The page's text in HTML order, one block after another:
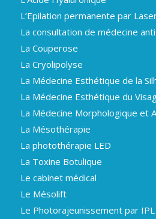
L’Epilation permanente par
La consultation de médecine
La Couperose
La Cryolipolyse
La Médecine Esthétique de la
La Médecine Esthétique du
La Médecine Morphologique et
La Mésothérapie
La photothérapie LED
La Toxine Botulique
Le cabinet médical
Le Mésolift
Le Photorajeunissement par IPL